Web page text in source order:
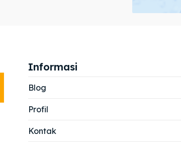
Informasi
Blog
Profil
Kontak